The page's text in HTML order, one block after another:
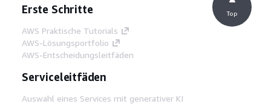
Erste Schritte
AWS Praktische Tutorials
AWS-Lösungsportfolio
AWS-Entscheidungsleitfäden
Serviceleitfäden
Auswahl eines Services mit generativer KI
Top